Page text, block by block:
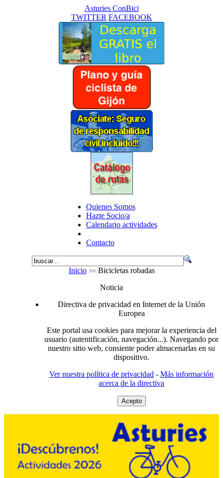
Asturies ConBici
TWITTER FACEBOOK
Quienes Somos
Hazte Socio/a
Calendario actividades
Contacto
Inicio
Bicicletas robadas
Noticia
Directiva de privacidad en Internet de la Unión
Europea
Este portal usa cookies para mejorar la experiencia del
usuario (autentificación, navegación...). Navegando por
nuestro sitio web, consiente poder almacenarlas en su
dispositivo.
Ver nuestra política de privacidad - Más información
acerca de la directiva
Acepto